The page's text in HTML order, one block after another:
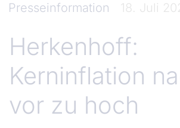
Presseinformation 18. Juli
Herkenhoff:
Kerninflation
vor zu hoch